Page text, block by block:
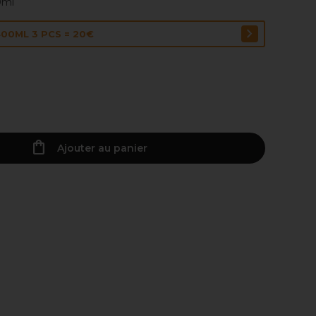
3 PCS = 20€
Ajouter au panier